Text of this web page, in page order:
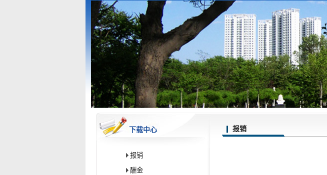
下载中心
报销
酬金
报销